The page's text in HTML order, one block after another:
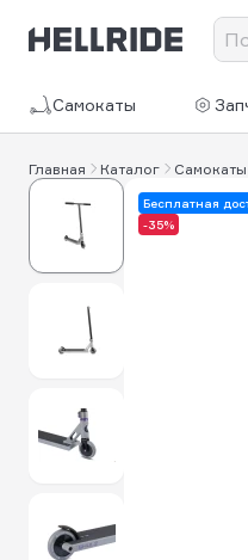
Самокаты
Главная Каталог Самокаты
Бесплатная
-35%